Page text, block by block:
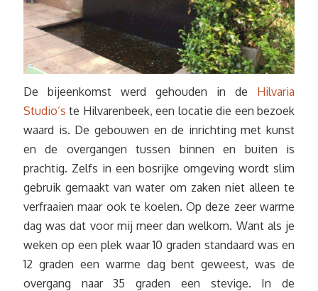
De bijeenkomst werd gehouden in de Hilvaria
Studio’s te Hilvarenbeek, een locatie die een bezoek
waard is. De gebouwen en de inrichting met kunst
en de overgangen tussen binnen en buiten is
prachtig. Zelfs in een bosrijke omgeving wordt slim
gebruik gemaakt van water om zaken niet alleen te
verfraaien maar ook te koelen. Op deze zeer warme
dag was dat voor mij meer dan welkom. Want als je
weken op een plek waar 10 graden standaard was en
12 graden een warme dag bent geweest, was de
overgang naar 35 graden een stevige. In de